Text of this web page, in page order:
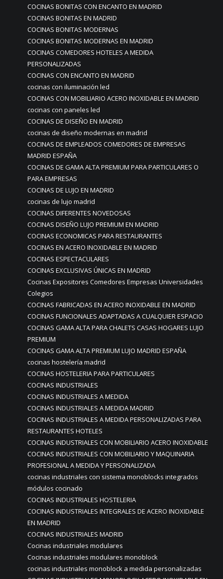
COCINAS BONITAS CON ENCANTO EN MADRID
COCINAS BONITAS EN MADRID
COCINAS BONITAS MODERNAS
COCINAS BONITAS MODERNAS EN MADRID
COCINAS COMEDORES HOTELES A MEDIDA
PERSONALIZADAS
COCINAS CON ENCANTO EN MADRID
cocinas con iluminación led
COCINAS CON MOBILIARIO ACERO INOXIDABLE EN MADRID
cocinas con paneles led
COCINAS DE DISEÑO EN MADRID
cocinas de diseño modernas en madrid
COCINAS DE EMPLEADOS COMEDORES DE EMPRESAS
MADRID ESPAÑA
COCINAS DE GAMA ALTA PREMIUM PARA PARTICULARES O
PARA EMPRESAS
COCINAS DE LUJO EN MADRID
cocinas de lujo madrid
COCINAS DIFERENTES NOVEDOSAS
COCINAS DISEÑO LUJO PREMIUM EN MADRID
COCINAS ECONOMICAS PARA RESTAURANTES
COCINAS EN ACERO INOXIDABLE EN MADRID
COCINAS ESPECTACULARES
COCINAS EXCLUSIVAS ÚNICAS EN MADRID
Cocinas Expositores Comedores Empresas Universidades
Colegios
COCINAS FABRICADAS EN ACERO INOXIDABLE EN MADRID
COCINAS FUNCIONALES ADAPTADAS A CUALQUIER ESPACIO
COCINAS GAMA ALTA PARA CHALETS CASAS HOGARES LUJO
PREMIUM
COCINAS GAMA ALTA PREMIUM LUJO MADRID ESPAÑA
cocinas hostelería madrid
COCINAS HOSTELERIA PARA PARTICULARES
COCINAS INDUSTRIALES
COCINAS INDUSTRIALES A MEDIDA
COCINAS INDUSTRIALES A MEDIDA MADRID
COCINAS INDUSTRIALES A MEDIDA PERSONALIZADAS PARA
RESTAURANTES HOTELES
COCINAS INDUSTRIALES CON MOBILIARIO ACERO INOXIDABLE
COCINAS INDUSTRIALES CON MOBILIARIO Y MAQUINARIA
PROFESIONAL A MEDIDA Y PERSONALIZADA
cocinas industriales con sistema monoblocks integrados
módulos cocinado
COCINAS INDUSTRIALES HOSTELERIA
COCINAS INDUSTRIALES INTEGRALES DE ACERO INOXIDABLE
EN MADRID
COCINAS INDUSTRIALES MADRID
Cocinas industriales modulares
Cocinas industriales modulares monoblock
cocinas industriales monoblock a medida personalizadas